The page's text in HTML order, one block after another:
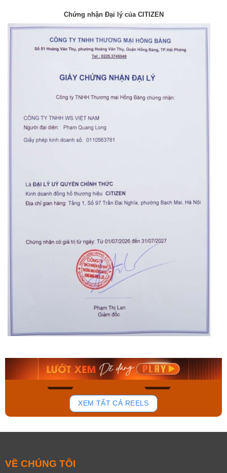
Chứng nhận Đại lý của CITIZEN
171
Orient Nam RA-
Mua ngay
Casio Nam MTS-
Mua ngay
XEM TẤT CẢ REELS
VỀ CHÚNG TÔI